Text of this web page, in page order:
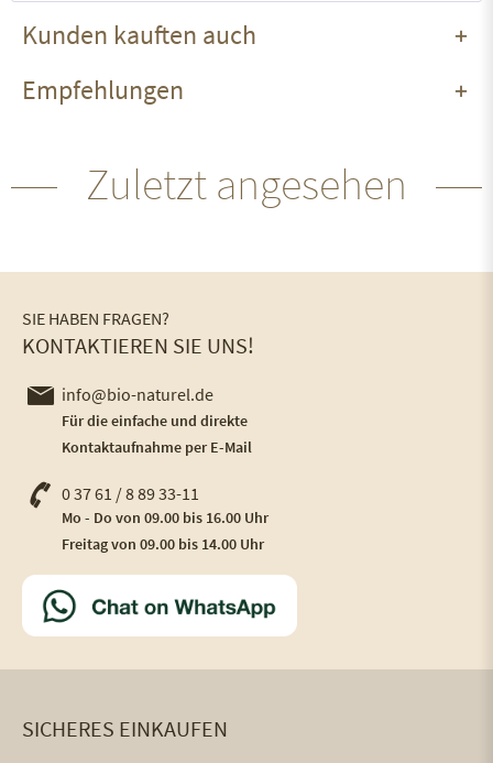
Kunden kauften auch
Empfehlungen
Zuletzt angesehen
SIE HABEN FRAGEN?
KONTAKTIEREN SIE UNS!
info@bio-naturel.de
Für die einfache und direkte
Kontaktaufnahme per E-Mail
0 37 61 / 8 89 33-11
Mo - Do von 09.00 bis 16.00 Uhr
Freitag von 09.00 bis 14.00 Uhr
SICHERES EINKAUFEN